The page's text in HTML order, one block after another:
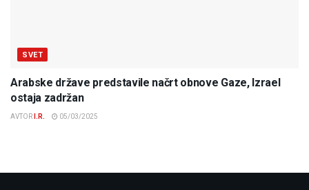
SVET
Arabske države predstavile načrt obnove Gaze, Izrael
ostaja zadržan
AVTOR I.R. 05/03/2025